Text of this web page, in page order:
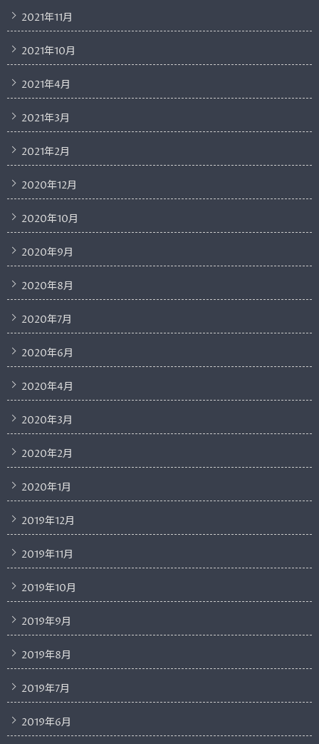
2021年11月
2021年10月
2021年4月
2021年3月
2021年2月
2020年12月
2020年10月
2020年9月
2020年8月
2020年7月
2020年6月
2020年4月
2020年3月
2020年2月
2020年1月
2019年12月
2019年11月
2019年10月
2019年9月
2019年8月
2019年7月
2019年6月